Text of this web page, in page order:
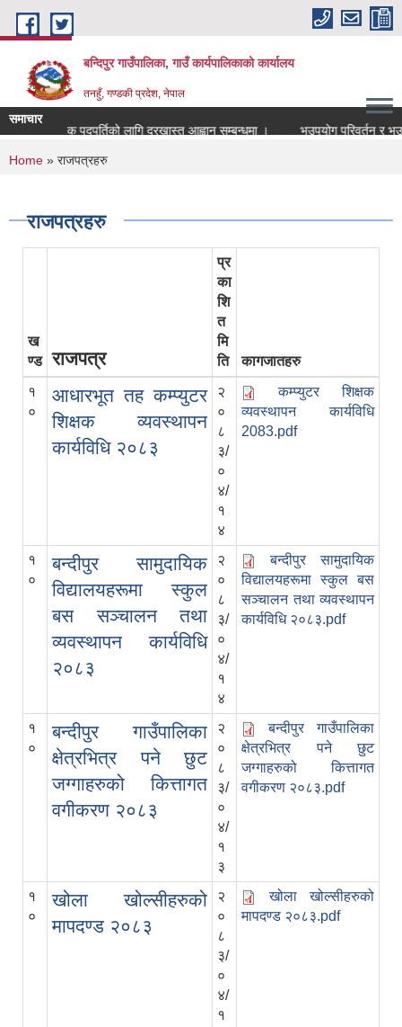
Skip to main content
बन्दिपुर गाउँपालिका, गाउँ कार्यपालिकाको कार्यालय
तनहुँ, गण्डकी प्रदेश, नेपाल
समाचार
पदपुर्तिको लागि दरखास्त आह्वान सम्बन्धमा ।
भूउपयोग परिवर्तन र
You are here
Home » राजपत्रहरु
राजपत्रहरु
ख
ण्ड
राजपत्र
प्र
का
शि
त
मि
ति
कागजातहरु
१
०
आधारभूत तह कम्प्युटर
शिक्षक व्यवस्थापन
कार्यविधि २०८३
२
०
८
३/
०
४/
१
४
कम्प्युटर शिक्षक
व्यवस्थापन कार्यविधि
2083.pdf
१
०
बन्दीपुर सामुदायिक
विद्यालयहरूमा स्कुल
बस सञ्चालन तथा
व्यवस्थापन कार्यविधि
२०८३
२
०
८
३/
०
४/
१
४
बन्दीपुर सामुदायिक
विद्यालयहरूमा स्कुल बस
सञ्चालन तथा व्यवस्थापन
कार्यविधि २०८३.pdf
१
०
बन्दीपुर गाउँपालिका
क्षेत्रभित्र पने छुट
जग्गाहरुको कित्तागत
वगीकरण २०८३
२
०
८
३/
०
४/
१
३
बन्दीपुर गाउँपालिका
क्षेत्रभित्र पने छुट
जग्गाहरुको कित्तागत
वगीकरण २०८३.pdf
१
०
खोला खोल्सीहरुको
मापदण्ड २०८३
२
०
८
३/
०
४/
१
खोला खोल्सीहरुको
मापदण्ड २०८३.pdf